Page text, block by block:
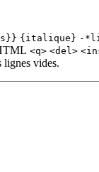
{italique} -
<q> <del>
lignes vides.